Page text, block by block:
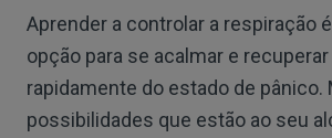
Aprender a controlar a respiração
opção para se acalmar e
rapidamente do estado de pânico.
possibilidades que estão ao seu